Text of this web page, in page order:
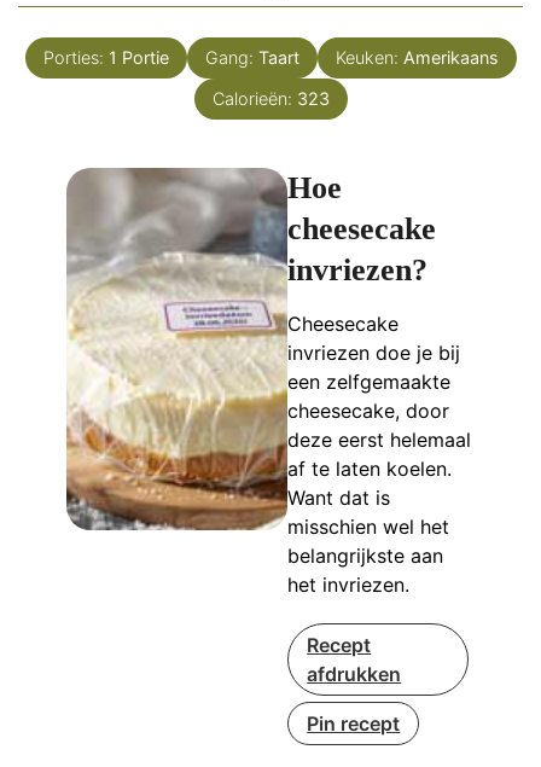
Porties: 1 Portie Gang: Taart Keuken: Amerikaans
Calorieën: 323
Hoe
cheesecake
invriezen?
Cheesecake
invriezen doe je bij
een zelfgemaakte
cheesecake, door
deze eerst helemaal
af te laten koelen.
Want dat is
misschien wel het
belangrijkste aan
het invriezen.
Recept
afdrukken
Pin recept